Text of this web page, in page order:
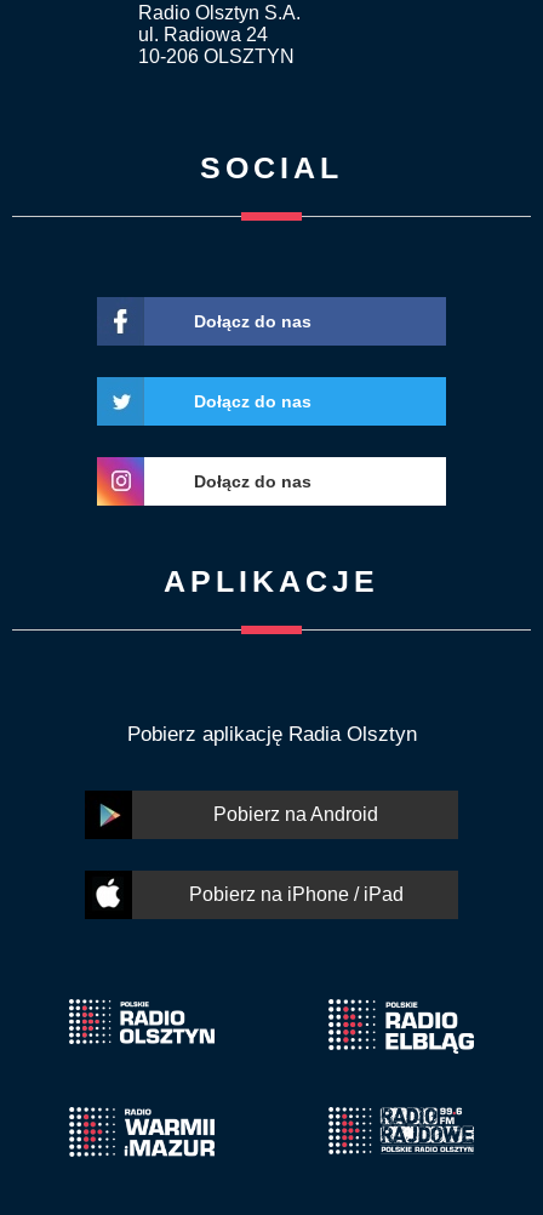
Radio Olsztyn S.A.
ul. Radiowa 24
10-206 OLSZTYN
SOCIAL
Dołącz do nas
Dołącz do nas
Dołącz do nas
APLIKACJE
Pobierz aplikację Radia Olsztyn
Pobierz na Android
Pobierz na iPhone / iPad